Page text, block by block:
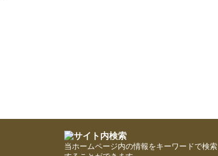
当ホームページ内の情報をキーワードで検索